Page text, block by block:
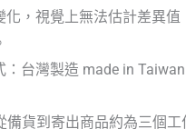
化，視覺上無法估計差異值
：台灣製造 made in
備貨到寄出商品約為三個工